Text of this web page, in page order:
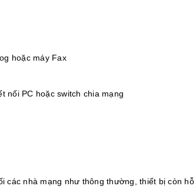
hoặc máy Fax
nối PC hoặc switch chia mạng
các nhà mạng như thông thường, thiết bị còn hỗ